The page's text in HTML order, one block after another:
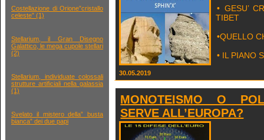
Costellazione di Orione”cristallo
celeste” (1)
Stellarium, il Gran Disegno
Galattico, le mega cupole stellari
(2)
Stellarium, individuate colossali
strutture artificiali nella galassia
(1)
Svelato il mistero della” busta
bianca” dei due papi
• GESU’
TIBET
•QUELLO
• IL PIANO
30.05.2019
MONOTEISMO O
SERVE ALL’EUROPA?